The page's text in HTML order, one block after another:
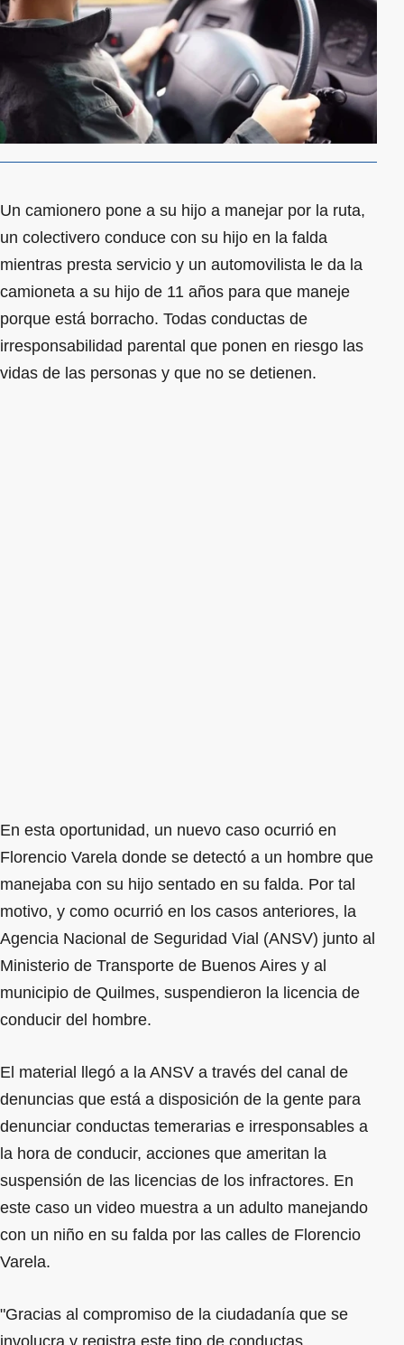
Un camionero pone a su hijo a manejar por la ruta,
un colectivero conduce con su hijo en la falda
mientras presta servicio y un automovilista le da la
camioneta a su hijo de 11 años para que maneje
porque está borracho. Todas conductas de
irresponsabilidad parental que ponen en riesgo las
vidas de las personas y que no se detienen.
En esta oportunidad, un nuevo caso ocurrió en
Florencio Varela donde se detectó a un hombre que
manejaba con su hijo sentado en su falda. Por tal
motivo, y como ocurrió en los casos anteriores, la
Agencia Nacional de Seguridad Vial (ANSV) junto al
Ministerio de Transporte de Buenos Aires y al
municipio de Quilmes, suspendieron la licencia de
conducir del hombre.
El material llegó a la ANSV a través del canal de
denuncias que está a disposición de la gente para
denunciar conductas temerarias e irresponsables a
la hora de conducir, acciones que ameritan la
suspensión de las licencias de los infractores. En
este caso un video muestra a un adulto manejando
con un niño en su falda por las calles de Florencio
Varela.
"Gracias al compromiso de la ciudadanía que se
involucra y registra este tipo de conductas